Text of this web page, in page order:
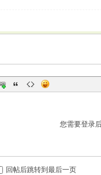
您需要登录
回帖后跳转到最后一页